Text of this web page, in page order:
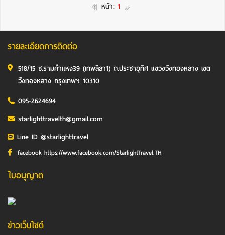
หน้า: 1
รายละเอียดการติดต่อ
518/15 ซ.รามคำแหง39 (เทพลีลา1) ถ.ประชาอุทิศ แขวงวังทองหลาง เขต
วังทองหลาง กรุงเทพฯ 10310
095-2624694
starlighttravelth@gmail.com
Line ID @starlighttravel
facebook https://www.facebook.com/StarlightTravel.TH
ใบอนุญาต
ข่าวเว็บไซต์